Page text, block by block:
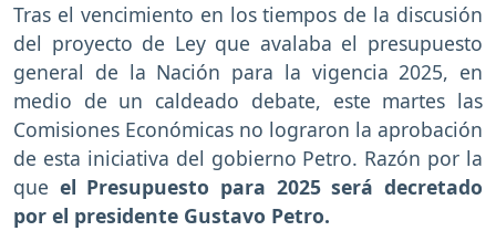
Tras el vencimiento en los tiempos de la discusión
del proyecto de Ley que avalaba el presupuesto
general de la Nación para la vigencia 2025, en
medio de un caldeado debate, este martes las
Comisiones Económicas no lograron la aprobación
de esta iniciativa del gobierno Petro. Razón por la
que el Presupuesto para 2025 será decretado
por el presidente Gustavo Petro.